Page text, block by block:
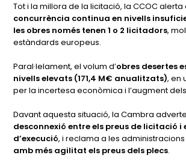
Tot i la millora de la licitació, la CCOC alerta
concurrència continua en nivells
les obres només tenen 1 o 2 licitadors,
estàndards europeus.
Paral·lelament, el volum d’obres desertes
nivells elevats (171,4 M€ anualitzats), en
per la incertesa econòmica i l’augment
Davant aquesta situació, la Cambra
desconnexió entre els preus de licitació i
d’execució, i reclama a les administracions
amb més agilitat els preus dels plecs.